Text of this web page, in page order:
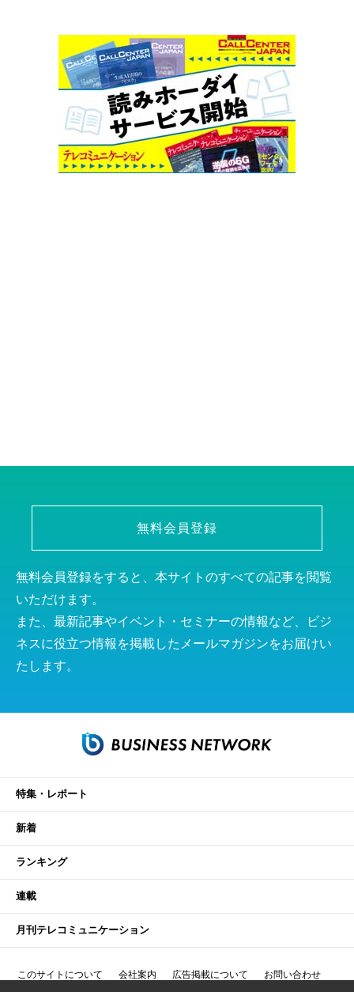
無料会員登録
無料会員登録をすると、本サイトのすべての記事を閲覧
いただけます。
また、最新記事やイベント・セミナーの情報など、ビジ
ネスに役立つ情報を掲載したメールマガジンをお届けい
たします。
特集・レポート
新着
ランキング
連載
月刊テレコミュニケーション
このサイトについて 会社案内 広告掲載について お問い合わせ